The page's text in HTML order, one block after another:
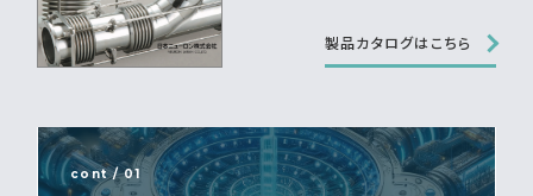
製品カタログはこちら
cont / 01